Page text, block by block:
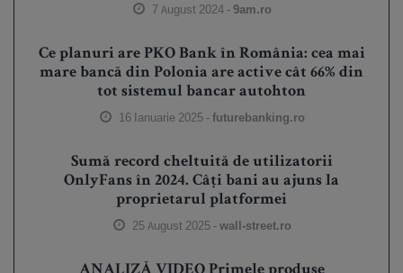
7 August 2024 -9am.ro
Ce planuri are PKO Bank în România: cea mai
mare bancă din Polonia are active cât 66% din
tot sistemul bancar autohton
16 Ianuarie 2025 -futurebanking.ro
Sumă record cheltuită de utilizatorii
OnlyFans în 2024. Câți bani au ajuns la
proprietarul platformei
25 August 2025 -wall-street.ro